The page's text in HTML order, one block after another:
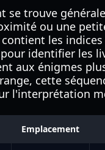
se trouve
ou une
les
identifier les
aux énigmes
cette
l'interprétation
Emplacement